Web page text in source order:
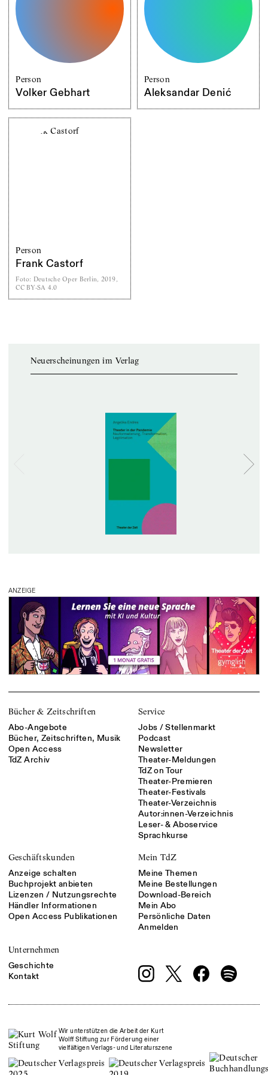
Person
Volker Gebhart
Person
Aleksandar Denić
Person
Frank Castorf
Foto: Deutsche Oper Berlin, 2019,
CC BY-SA 4.0
Neuerscheinungen im Verlag
ANZEIGE
Bücher & Zeitschriften
Abo-Angebote
Bücher, Zeitschriften, Musik
Open Access
TdZ Archiv
Service
Jobs / Stellenmarkt
Podcast
Newsletter
Theater-Meldungen
TdZ on Tour
Theater-Premieren
Theater-Festivals
Theater-Verzeichnis
Autor:innen-Verzeichnis
Leser- & Aboservice
Sprachkurse
Geschäftskunden
Anzeige schalten
Buchprojekt anbieten
Lizenzen / Nutzungsrechte
Händler Informationen
Open Access Publikationen
Mein TdZ
Meine Themen
Meine Bestellungen
Download-Bereich
Mein Abo
Persönliche Daten
Anmelden
Unternehmen
Geschichte
Kontakt
Wir unterstützen die Arbeit der Kurt
Wolff Stiftung zur Förderung einer
vielfältigen Verlags- und Literaturszene